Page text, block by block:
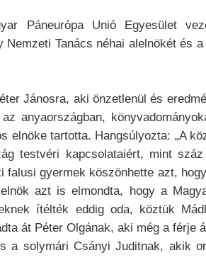
Páneurópa Unió Egyesület
Tanács néhai alelnökét és
Jánosra, aki önzetlenül és
anyaországban,
tartotta. Hangsúlyozta: „A
testvéri kapcsolataiért, mint
gyermek köszönhette azt,
azt is elmondta, hogy a
ítélték eddig oda, köztük
át Péter Olgának, aki még a
a solymári Csányi Juditnak, akik